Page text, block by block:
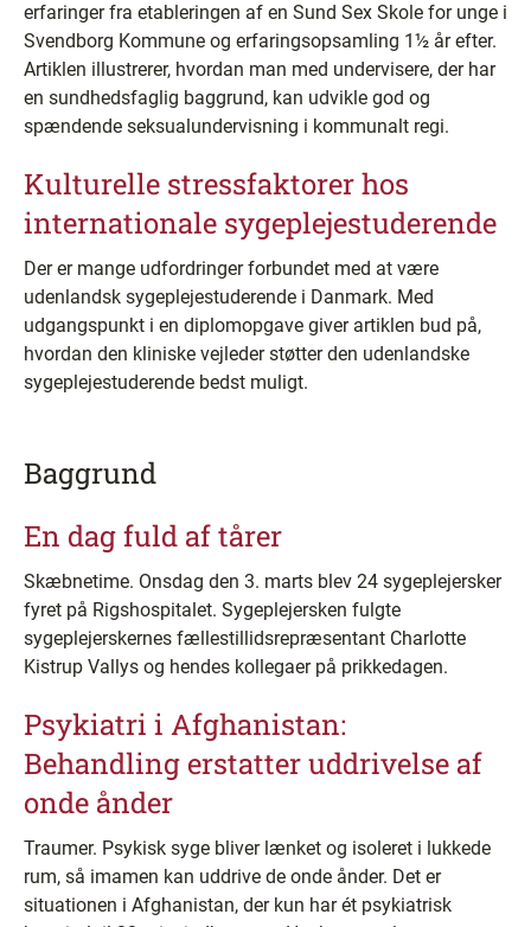
erfaringer fra etableringen af en Sund Sex Skole for unge i
Svendborg Kommune og erfaringsopsamling 1½ år efter.
Artiklen illustrerer, hvordan man med undervisere, der har
en sundhedsfaglig baggrund, kan udvikle god og
spændende seksualundervisning i kommunalt regi.
Kulturelle stressfaktorer hos
internationale sygeplejestuderende
Der er mange udfordringer forbundet med at være
udenlandsk sygeplejestuderende i Danmark. Med
udgangspunkt i en diplomopgave giver artiklen bud på,
hvordan den kliniske vejleder støtter den udenlandske
sygeplejestuderende bedst muligt.
Baggrund
En dag fuld af tårer
Skæbnetime. Onsdag den 3. marts blev 24 sygeplejersker
fyret på Rigshospitalet. Sygeplejersken fulgte
sygeplejerskernes fællestillidsrepræsentant Charlotte
Kistrup Vallys og hendes kollegaer på prikkedagen.
Psykiatri i Afghanistan:
Behandling erstatter uddrivelse af
onde ånder
Traumer. Psykisk syge bliver lænket og isoleret i lukkede
rum, så imamen kan uddrive de onde ånder. Det er
situationen i Afghanistan, der kun har ét psykiatrisk